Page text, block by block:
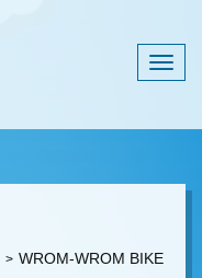
WROM-WROM BIKE